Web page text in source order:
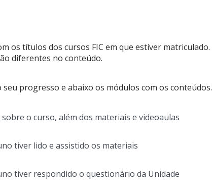
os títulos dos cursos FIC em que estiver matriculado.
diferentes no conteúdo.
progresso e abaixo os módulos com os conteúdos.
o curso, além dos materiais e videoaulas
tiver lido e assistido os materiais
tiver respondido o questionário da Unidade